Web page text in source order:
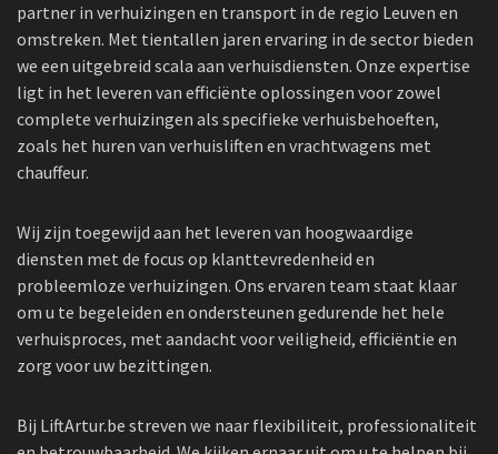
partner in verhuizingen en transport in de regio Leuven en
omstreken. Met tientallen jaren ervaring in de sector bieden
we een uitgebreid scala aan verhuisdiensten. Onze expertise
ligt in het leveren van efficiënte oplossingen voor zowel
complete verhuizingen als specifieke verhuisbehoeften,
zoals het huren van verhuisliften en vrachtwagens met
chauffeur.
Wij zijn toegewijd aan het leveren van hoogwaardige
diensten met de focus op klanttevredenheid en
probleemloze verhuizingen. Ons ervaren team staat klaar
om u te begeleiden en ondersteunen gedurende het hele
verhuisproces, met aandacht voor veiligheid, efficiëntie en
zorg voor uw bezittingen.
Bij LiftArtur.be streven we naar flexibiliteit, professionaliteit